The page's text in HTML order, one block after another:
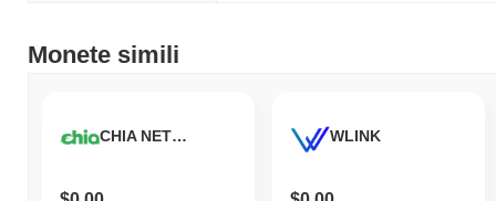
Monete simili
CHIA NETWORK TOKEN WLINK